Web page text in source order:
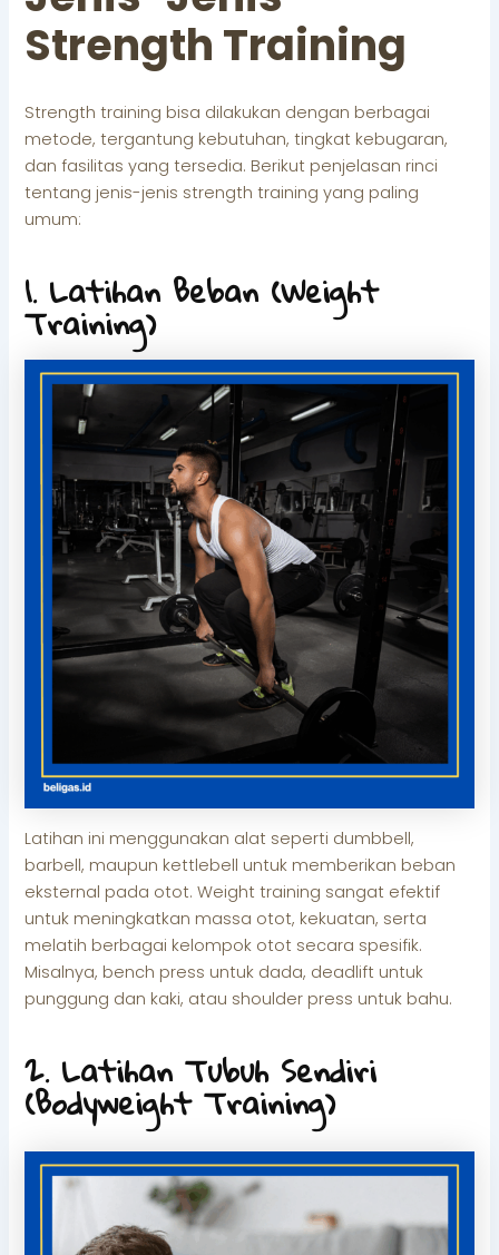
Strength Training
Strength training bisa dilakukan dengan berbagai
metode, tergantung kebutuhan, tingkat kebugaran,
dan fasilitas yang tersedia. Berikut penjelasan rinci
tentang jenis-jenis strength training yang paling
umum:
1. Latihan Beban (Weight
Training)
Latihan ini menggunakan alat seperti dumbbell,
barbell, maupun kettlebell untuk memberikan beban
eksternal pada otot. Weight training sangat efektif
untuk meningkatkan massa otot, kekuatan, serta
melatih berbagai kelompok otot secara spesifik.
Misalnya, bench press untuk dada, deadlift untuk
punggung dan kaki, atau shoulder press untuk bahu.
2. Latihan Tubuh Sendiri
(Bodyweight Training)